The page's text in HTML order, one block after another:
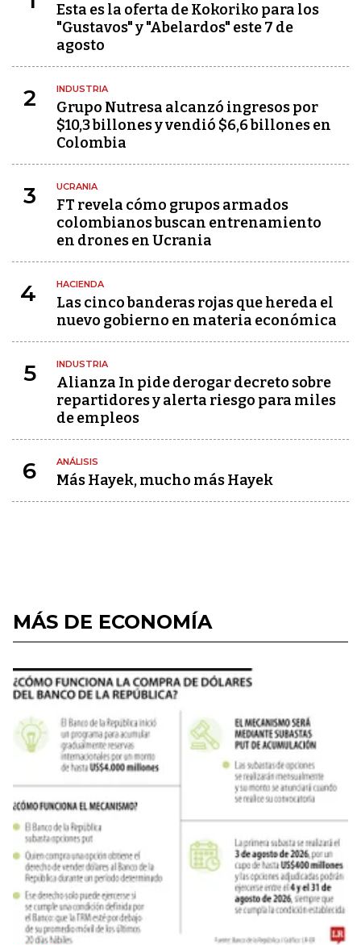
Esta es la oferta de Kokoriko para los
"Gustavos" y "Abelardos" este 7 de
agosto
2 INDUSTRIA
Grupo Nutresa alcanzó ingresos por
$10,3 billones y vendió $6,6 billones en
Colombia
3 UCRANIA
FT revela cómo grupos armados
colombianos buscan entrenamiento
en drones en Ucrania
4 HACIENDA
Las cinco banderas rojas que hereda el
nuevo gobierno en materia económica
5 INDUSTRIA
Alianza In pide derogar decreto sobre
repartidores y alerta riesgo para miles
de empleos
6 ANÁLISIS
Más Hayek, mucho más Hayek
MÁS DE ECONOMÍA